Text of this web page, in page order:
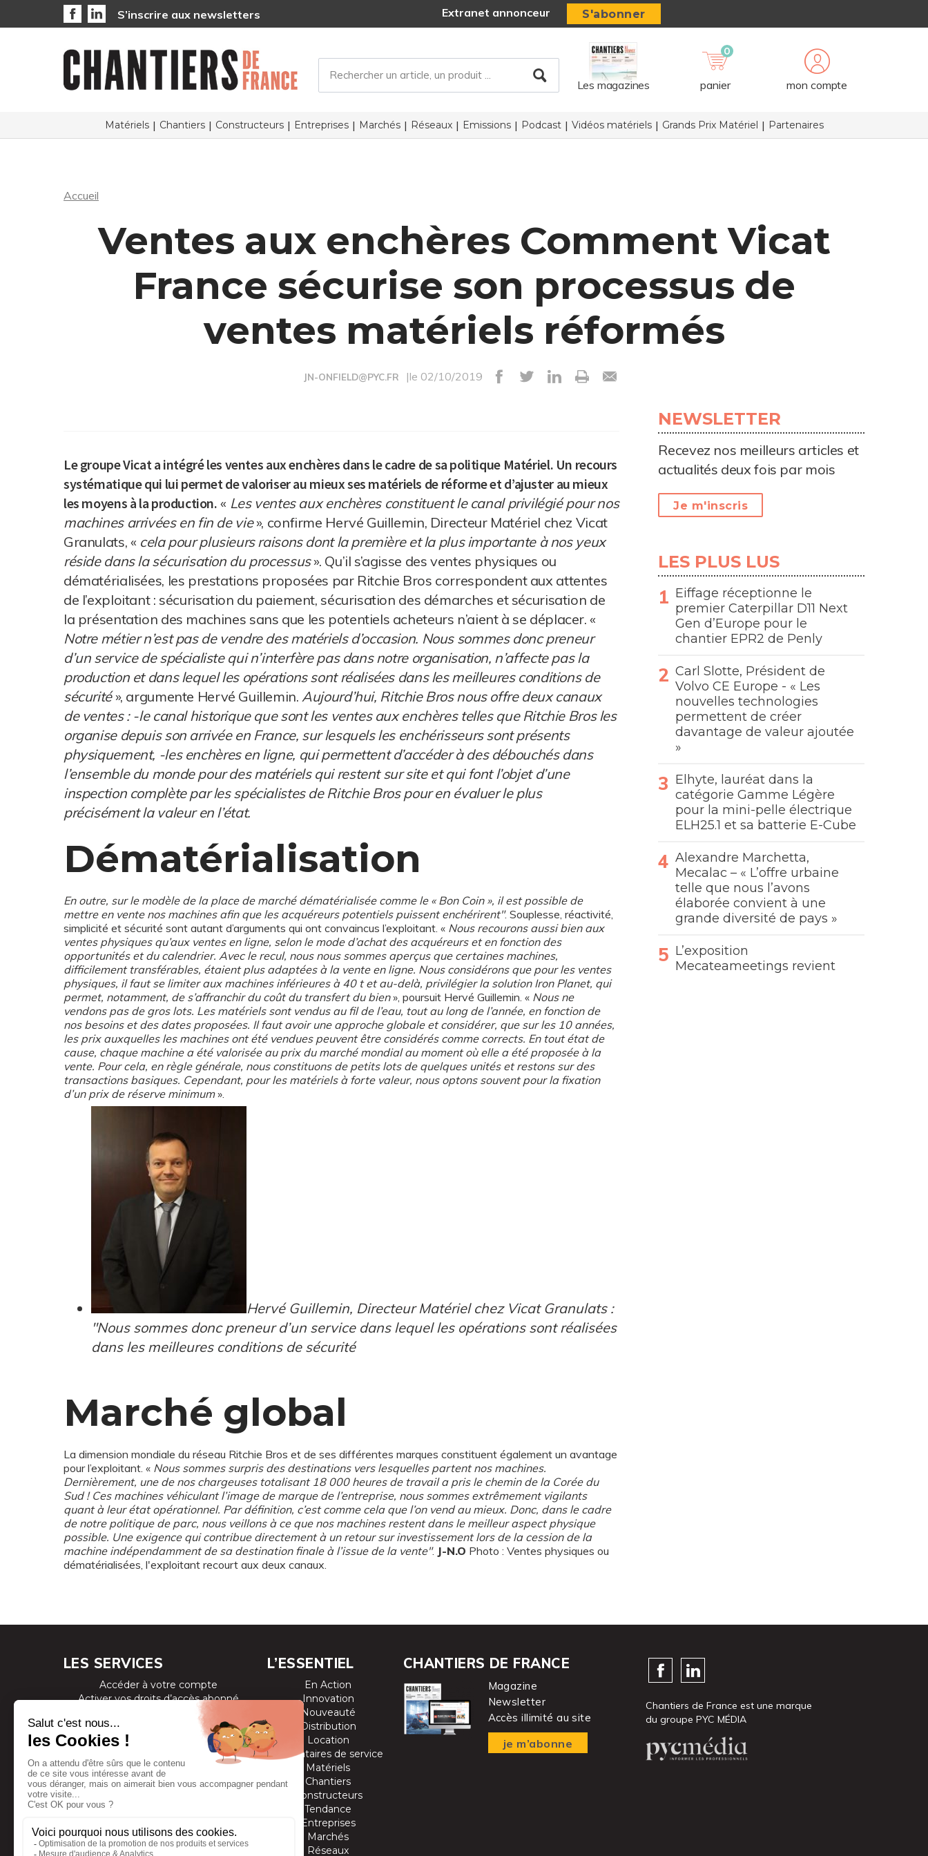
S’inscrire aux newsletters Extranet annonceur S'abonner
Les magazines
0
panier mon compte
Matériels Chantiers Constructeurs Entreprises Marchés Réseaux Emissions Podcast Vidéos matériels Grands Prix Matériel Partenaires
Accueil
Ventes aux enchères Comment Vicat
France sécurise son processus de
ventes matériels réformés
JN-ONFIELD@PYC.FR |le 02/10/2019
Le groupe Vicat a intégré les ventes aux enchères dans le cadre de sa politique Matériel. Un recours
systématique qui lui permet de valoriser au mieux ses matériels de réforme et d’ajuster au mieux
les moyens à la production. « Les ventes aux enchères constituent le canal privilégié pour nos
machines arrivées en fin de vie», confirme Hervé Guillemin, Directeur Matériel chez Vicat
Granulats, « cela pour plusieurs raisons dont la première et la plus importante à nos yeux
réside dans la sécurisation du processus». Qu’il s’agisse des ventes physiques ou
dématérialisées, les prestations proposées par Ritchie Bros correspondent aux attentes
de l’exploitant : sécurisation du paiement, sécurisation des démarches et sécurisation de
la présentation des machines sans que les potentiels acheteurs n’aient à se déplacer. «
Notre métier n’est pas de vendre des matériels d’occasion. Nous sommes donc preneur
d’un service de spécialiste qui n’interfère pas dans notre organisation, n’affecte pas la
production et dans lequel les opérations sont réalisées dans les meilleures conditions de
sécurité», argumente Hervé Guillemin.Aujourd’hui, Ritchie Bros nous offre deux canaux
de ventes : -le canal historique que sont les ventes aux enchères telles que Ritchie Bros les
organise depuis son arrivée en France, sur lesquels les enchérisseurs sont présents
physiquement, -les enchères en ligne, qui permettent d’accéder à des débouchés dans
l’ensemble du monde pour des matériels qui restent sur site et qui font l’objet d’une
inspection complète par les spécialistes de Ritchie Bros pour en évaluer le plus
précisément la valeur en l’état.
Dématérialisation
En outre, sur le modèle de la place de marché dématérialisée comme le « Bon Coin », il est possible de
mettre en vente nos machines afin que les acquéreurs potentiels puissent enchérirent". Souplesse, réactivité,
simplicité et sécurité sont autant d’arguments qui ont convaincus l’exploitant. « Nous recourons aussi bien aux
ventes physiques qu’aux ventes en ligne, selon le mode d’achat des acquéreurs et en fonction des
opportunités et du calendrier. Avec le recul, nous nous sommes aperçus que certaines machines,
difficilement transférables, étaient plus adaptées à la vente en ligne. Nous considérons que pour les ventes
physiques, il faut se limiter aux machines inférieures à 40 t et au-delà, privilégier la solution Iron Planet, qui
permet, notamment, de s’affranchir du coût du transfert du bien», poursuit Hervé Guillemin. « Nous ne
vendons pas de gros lots. Les matériels sont vendus au fil de l’eau, tout au long de l’année, en fonction de
nos besoins et des dates proposées. Il faut avoir une approche globale et considérer, que sur les 10 années,
les prix auxquelles les machines ont été vendues peuvent être considérés comme corrects. En tout état de
cause, chaque machine a été valorisée au prix du marché mondial au moment où elle a été proposée à la
vente. Pour cela, en règle générale, nous constituons de petits lots de quelques unités et restons sur des
transactions basiques. Cependant, pour les matériels à forte valeur, nous optons souvent pour la fixation
d’un prix de réserve minimum».
Hervé Guillemin, Directeur Matériel chez Vicat Granulats :
"Nous sommes donc preneur d’un service dans lequel les opérations sont réalisées
dans les meilleures conditions de sécurité
Marché global
La dimension mondiale du réseau Ritchie Bros et de ses différentes marques constituent également un avantage
pour l’exploitant. « Nous sommes surpris des destinations vers lesquelles partent nos machines.
Dernièrement, une de nos chargeuses totalisant 18 000 heures de travail a pris le chemin de la Corée du
Sud ! Ces machines véhiculant l’image de marque de l’entreprise, nous sommes extrêmement vigilants
quant à leur état opérationnel. Par définition, c’est comme cela que l’on vend au mieux. Donc, dans le cadre
de notre politique de parc, nous veillons à ce que nos machines restent dans le meilleur aspect physique
possible. Une exigence qui contribue directement à un retour sur investissement lors de la cession de la
machine indépendamment de sa destination finale à l’issue de la vente". J-N.O Photo : Ventes physiques ou
dématérialisées, l'exploitant recourt aux deux canaux.
NEWSLETTER
Recevez nos meilleurs articles et
actualités deux fois par mois
Je m'inscris
LES PLUS LUS
Eiffage réceptionne le
premier Caterpillar D11 Next
Gen d’Europe pour le
chantier EPR2 de Penly
Carl Slotte, Président de
Volvo CE Europe - « Les
nouvelles technologies
permettent de créer
davantage de valeur ajoutée
»
Elhyte, lauréat dans la
catégorie Gamme Légère
pour la mini-pelle électrique
ELH25.1 et sa batterie E-Cube
Alexandre Marchetta,
Mecalac – « L’offre urbaine
telle que nous l’avons
élaborée convient à une
grande diversité de pays »
L’exposition
Mecateameetings revient
LES SERVICES
Accéder à votre compte
Activer vos droits d’accès abonné
Consulter les magazines
S’inscrire aux newsletters
Devenir annonceur
Se connecter à l’extranet annonceur
Nous contacter
L’ESSENTIEL
En Action
Innovation
Nouveauté
Distribution
Location
Prestataires de service
Matériels
Chantiers
Constructeurs
Tendance
Entreprises
Marchés
Réseaux
CHANTIERS DE FRANCE
Magazine
Newsletter
Accès illimité au site
je m’abonne
Chantiers de France est une marque
du groupe PYC MÉDIA